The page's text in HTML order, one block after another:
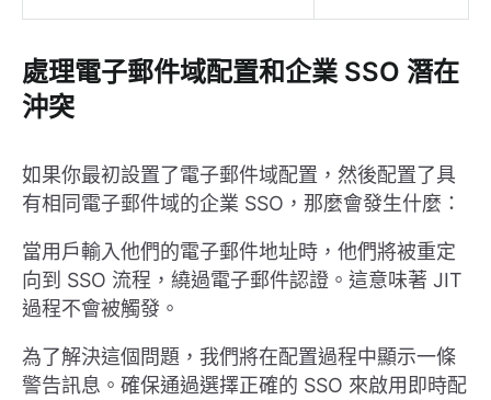
處理電子郵件域配置和企業 SSO 潛在
沖突
如果你最初設置了電子郵件域配置，然後配置了具
有相同電子郵件域的企業 SSO，那麼會發生什麼：
當用戶輸入他們的電子郵件地址時，他們將被重定
向到 SSO 流程，繞過電子郵件認證。這意味著 JIT
過程不會被觸發。
為了解決這個問題，我們將在配置過程中顯示一條
警告訊息。確保通過選擇正確的 SSO 來啟用即時配